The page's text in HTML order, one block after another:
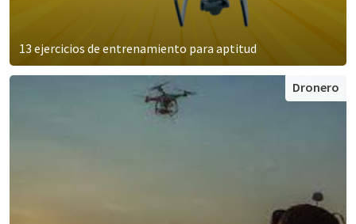
13 ejercicios de entrenamiento para aptitud
Dronero